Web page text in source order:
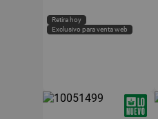
Retira hoy
Exclusivo para venta web